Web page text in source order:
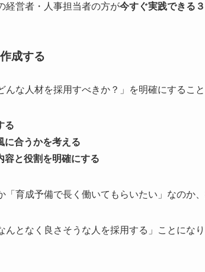
経営者・人事担当者の方が今すぐ実践できる
成する
んな人材を採用すべきか？」を明確にすること
る
に合うかを考える
容と役割を明確にする
育成予備で長く働いてもらいたい」なのか
んとなく良さそうな人を採用する」ことにな